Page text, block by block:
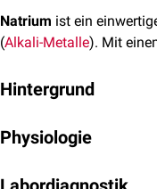
Natrium ist ein
(Alkali-Metalle). Mit
Hintergrund
geschützt werden. Als
Physiologie